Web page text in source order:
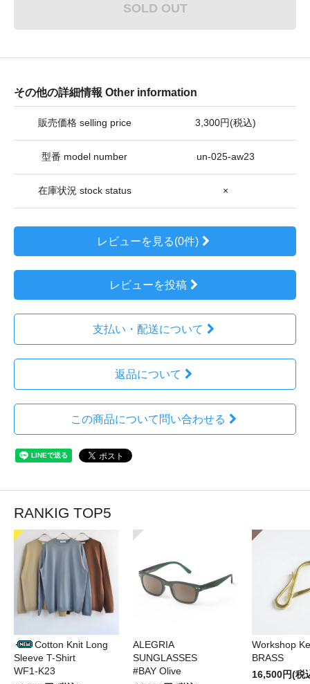
SOLD OUT
その他の詳細情報 Other information
販売価格 selling price 3,300円(税込)
型番 model number un-025-aw23
在庫状況 stock status ×
レビューを見る(0件)
レビューを投稿
支払い・配送について
返品について
この商品について問い合わせる
RANKIG TOP5
Cotton Knit Long
Sleeve T-Shirt
WF1-K23
ALEGRIA
SUNGLASSES
#BAY Olive
Workshop
BRASS
16,500円(税